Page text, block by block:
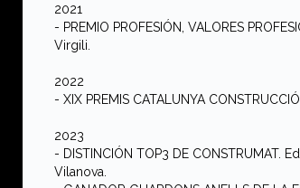
2021
- PREMIO PROFESIÓN, VALORES
Virgili.
2022
- XIX PREMIS CATALUNYA
2023
- DISTINCIÓN TOP3 DE CONSTRUMAT.
Vilanova.